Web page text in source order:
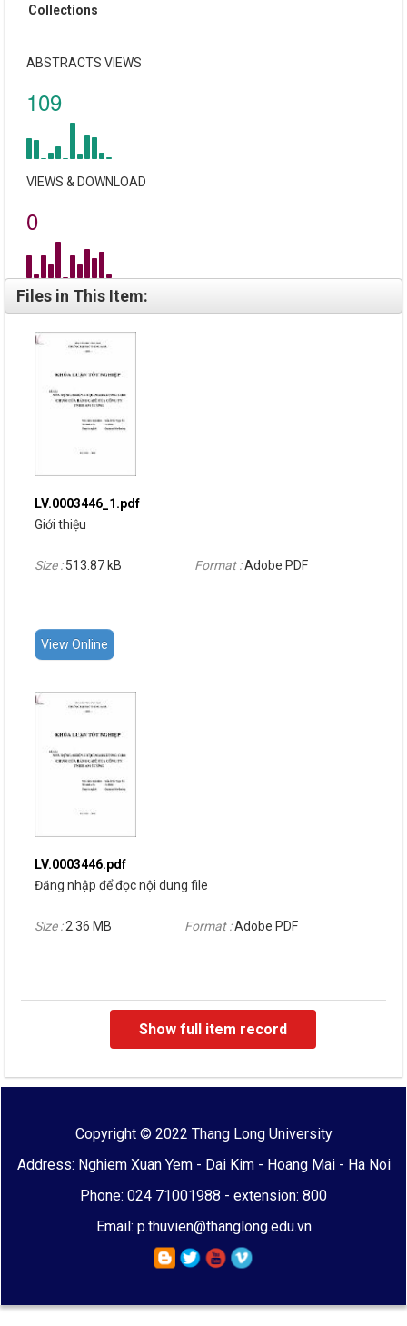
Collections
ABSTRACTS VIEWS
109
VIEWS & DOWNLOAD
0
Files in This Item:
LV.0003446_1.pdf
Giới thiệu
Size :513.87 kB Format :Adobe PDF
View Online
LV.0003446.pdf
Đăng nhập để đọc nội dung file
Size :2.36 MB Format :Adobe PDF
Show full item record
Copyright © 2022 Thang Long University
Address: Nghiem Xuan Yem - Dai Kim - Hoang Mai - Ha Noi
Phone: 024 71001988 - extension: 800
Email: p.thuvien@thanglong.edu.vn